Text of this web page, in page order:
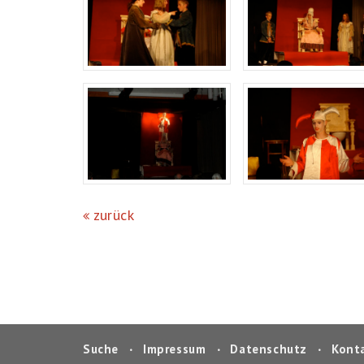
zurück
Suche ‧ Impressum ‧ Datenschutz ‧